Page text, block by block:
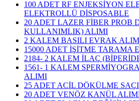
100 ADET RF ENJEKSİYON
ELEKTROLLÜ DİSPOSABLE
20 ADET LAZER FİBER PROB
KULLANIMLIK) ALIMI
2 KALEM BASILI EVRAK
15000 ADET İŞİTME TARAMA
2184- 2 KALEM İLAÇ
1561- 1 KALEM
ALIMI
25 ADET ACİL DÖKÜLME
20 ADET VENÖZ KANÜL